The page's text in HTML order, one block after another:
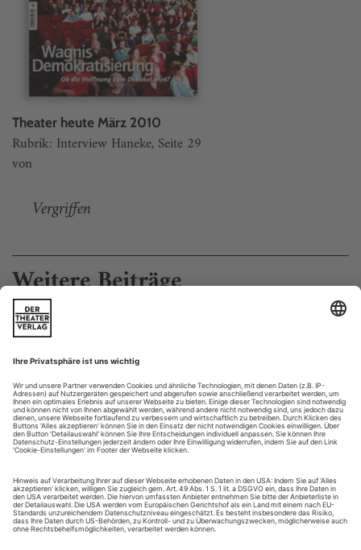
Theater heute März 2010
Rubrik: Interview Haneke, Seite 29
von
Vergriffen
Weitere Beiträge
Der Plattenbeat
Nis-Momme Stockmann «Das blaue, blaue Meer»
Es ist zum an die Wand springen. Da hat man mal einen
vernünftigen Selbstmordgedanken, aber kein brauchbares
Hilfsmittel, um ihn umzusetzen. Der adoleszente Alkoholiker
Darko ist ein widerwillig Überlebender, der nur manchmal
und viel zu kurz die Courage zum Suizid hat, sonst aber gern
vom Hochhaus springt....
Verlust ohne Reue